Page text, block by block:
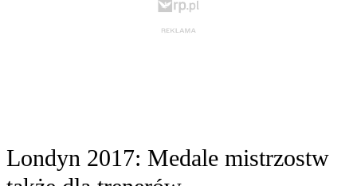
Londyn 2017: Medale mistrzostw